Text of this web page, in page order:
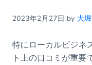
2023年2月27日 by 大
特にローカルビジネ
ト上の口コミが重要